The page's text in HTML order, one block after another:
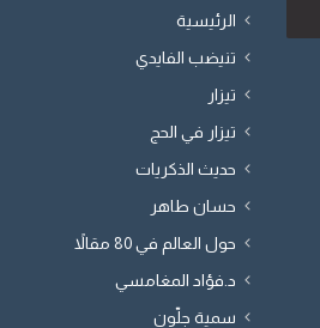
الرئيسية
تنيضب الفايدي
تيزار
تيزار في الحج
حديث الذكريات
حسان طاهر
حول العالم في 80 مقالاً
د.فؤاد المغامسي
سمية جلّون